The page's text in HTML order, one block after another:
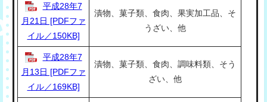
平成28年7
月21日 [PDFファ
イル／150KB]
漬物、菓子類、食肉、果実加工品、そ
うざい、他
平成28年7
月13日 [PDFファ
イル／169KB]
漬物、菓子類、食肉、調味料類、そう
ざい、他